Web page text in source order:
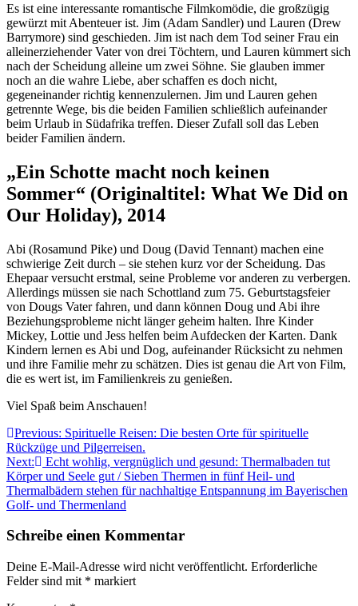
Es ist eine interessante romantische Filmkomödie, die großzügig
gewürzt mit Abenteuer ist. Jim (Adam Sandler) und Lauren (Drew
Barrymore) sind geschieden. Jim ist nach dem Tod seiner Frau ein
alleinerziehender Vater von drei Töchtern, und Lauren kümmert sich
nach der Scheidung alleine um zwei Söhne. Sie glauben immer
noch an die wahre Liebe, aber schaffen es doch nicht,
gegeneinander richtig kennenzulernen. Jim und Lauren gehen
getrennte Wege, bis die beiden Familien schließlich aufeinander
beim Urlaub in Südafrika treffen. Dieser Zufall soll das Leben
beider Familien ändern.
„Ein Schotte macht noch keinen
Sommer“ (Originaltitel: What We Did on
Our Holiday), 2014
Abi (Rosamund Pike) und Doug (David Tennant) machen eine
schwierige Zeit durch – sie stehen kurz vor der Scheidung. Das
Ehepaar versucht erstmal, seine Probleme vor anderen zu verbergen.
Allerdings müssen sie nach Schottland zum 75. Geburtstagsfeier
von Dougs Vater fahren, und dann können Doug und Abi ihre
Beziehungsprobleme nicht länger geheim halten. Ihre Kinder
Mickey, Lottie und Jess helfen beim Aufdecken der Karten. Dank
Kindern lernen es Abi und Dog, aufeinander Rücksicht zu nehmen
und ihre Familie mehr zu schätzen. Dies ist genau die Art von Film,
die es wert ist, im Familienkreis zu genießen.
Viel Spaß beim Anschauen!
Beitragsnavigation
Previous: Spirituelle Reisen: Die besten Orte für spirituelle
Rückzüge und Pilgerreisen.
Next:
Echt wohlig, vergnüglich und gesund: Thermalbaden tut
Körper und Seele gut / Sieben Thermen in fünf Heil- und
Thermalbädern stehen für nachhaltige Entspannung im Bayerischen
Golf- und Thermenland
Schreibe einen Kommentar
Deine E-Mail-Adresse wird nicht veröffentlicht. Erforderliche
Felder sind mit * markiert